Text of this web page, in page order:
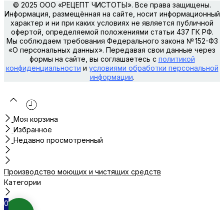
© 2025 ООО «РЕЦЕПТ ЧИСТОТЫ». Все права защищены.
Информация, размещённая на сайте, носит информационный
характер и ни при каких условиях не является публичной
офертой, определяемой положениями статьи 437 ГК РФ.
Мы соблюдаем требования Федерального закона № 152-ФЗ
«О персональных данных». Передавая свои данные через
формы на сайте, вы соглашаетесь с политикой
конфиденциальности и условиями обработки персональной
информации.
Моя корзина
Избранное
Недавно просмотренный
Производство моющих и чистящих средств
Категории
0